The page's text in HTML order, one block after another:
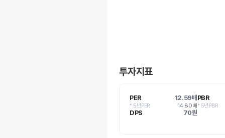
투자지표
PER 12.59배
* 5년PER 14.80배
PBR
* 5년PBR
DPS 70원